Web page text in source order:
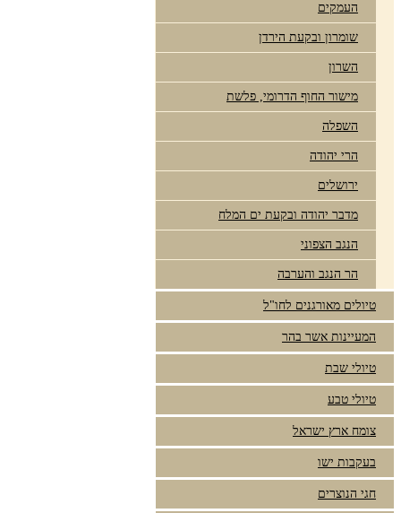
העמקים
שומרון ובקעת הירדן
השרון
מישור החוף הדרומי, פלשת
השפלה
הרי יהודה
ירושלים
מדבר יהודה ובקעת ים המלח
הנגב הצפוני
הר הנגב והערבה
טיולים מאורגנים לחו"ל
המעיינות אשר בהר
טיולי שבת
טיולי טבע
צומח ארץ ישראל
בעקבות ישו
חגי הנוצרים